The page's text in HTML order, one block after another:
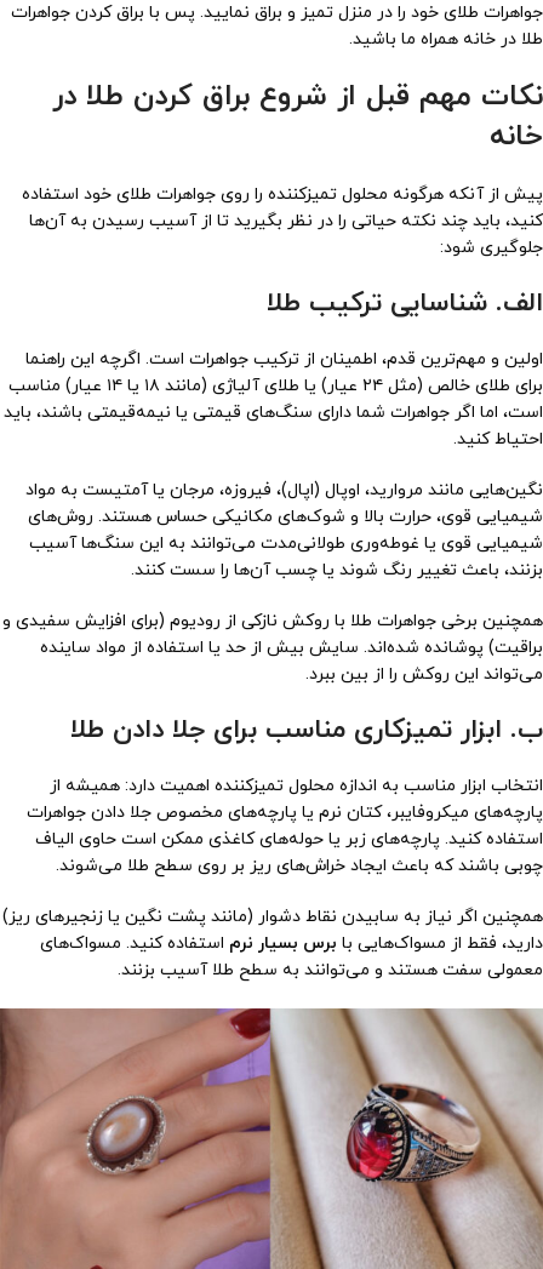
جواهرات طلای خود را در منزل تمیز و براق نمایید. پس با براق کردن جواهرات
طلا در خانه همراه ما باشید.
نکات مهم قبل از شروع براق کردن طلا در
خانه
پیش از آنکه هرگونه محلول تمیزکننده را روی جواهرات طلای خود استفاده
کنید، باید چند نکته حیاتی را در نظر بگیرید تا از آسیب رسیدن به آن‌ها
جلوگیری شود:
الف. شناسایی ترکیب طلا
اولین و مهم‌ترین قدم، اطمینان از ترکیب جواهرات است. اگرچه این راهنما
برای طلای خالص (مثل ۲۴ عیار) یا طلای آلیاژی (مانند ۱۸ یا ۱۴ عیار) مناسب
است، اما اگر جواهرات شما دارای سنگ‌های قیمتی یا نیمه‌قیمتی باشند، باید
احتیاط کنید.
نگین‌هایی مانند مروارید، اوپال (اپال)، فیروزه، مرجان یا آمتیست به مواد
شیمیایی قوی، حرارت بالا و شوک‌های مکانیکی حساس هستند. روش‌های
شیمیایی قوی یا غوطه‌وری طولانی‌مدت می‌توانند به این سنگ‌ها آسیب
بزنند، باعث تغییر رنگ شوند یا چسب آن‌ها را سست کنند.
همچنین برخی جواهرات طلا با روکش نازکی از رودیوم (برای افزایش سفیدی و
براقیت) پوشانده شده‌اند. سایش بیش از حد یا استفاده از مواد ساینده
می‌تواند این روکش را از بین ببرد.
ب. ابزار تمیزکاری مناسب برای جلا دادن طلا
انتخاب ابزار مناسب به اندازه محلول تمیزکننده اهمیت دارد: همیشه از
پارچه‌های میکروفایبر، کتان نرم یا پارچه‌های مخصوص جلا دادن جواهرات
استفاده کنید. پارچه‌های زبر یا حوله‌های کاغذی ممکن است حاوی الیاف
چوبی باشند که باعث ایجاد خراش‌های ریز بر روی سطح طلا می‌شوند.
همچنین اگر نیاز به سابیدن نقاط دشوار (مانند پشت نگین یا زنجیرهای ریز)
دارید، فقط از مسواک‌هایی با برس بسیار نرم استفاده کنید. مسواک‌های
معمولی سفت هستند و می‌توانند به سطح طلا آسیب بزنند.